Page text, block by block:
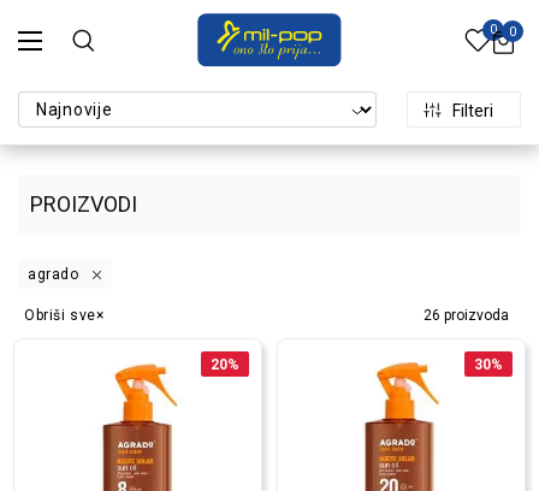
0 0
PROIZVODI
Filteri
agrado
26 proizvoda
Obriši sve
20% 30%